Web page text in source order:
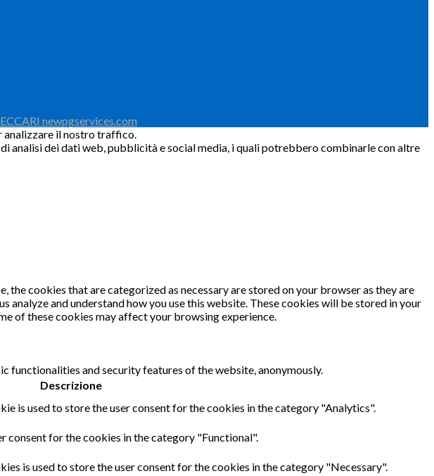
newpgservices.com
analizzare il nostro traffico.
analisi dei dati web, pubblicità e social media, i quali potrebbero combinarle con altre
cookies that are categorized as necessary are stored on your browser as they are
and understand how you use this website. These cookies will be stored in your
of these cookies may affect your browsing experience.
functionalities and security features of the website, anonymously.
Descrizione
is used to store the user consent for the cookies in the category "Analytics".
consent for the cookies in the category "Functional".
is used to store the user consent for the cookies in the category "Necessary".